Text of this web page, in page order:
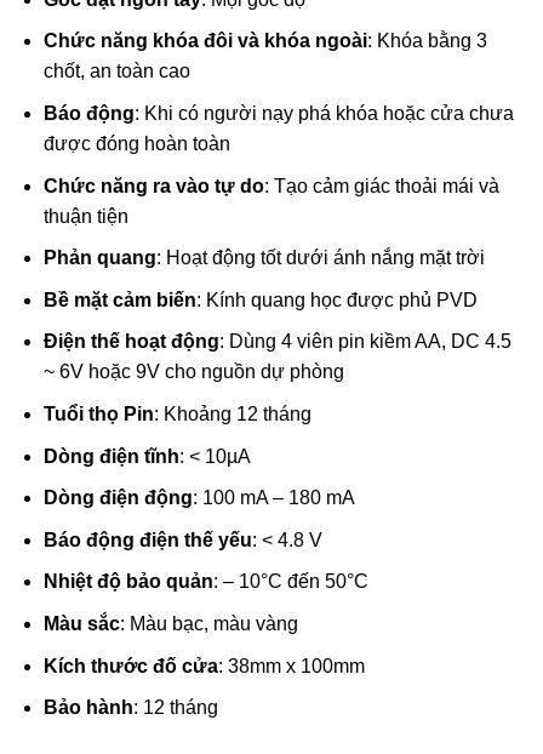
Chức năng khóa đôi và khóa ngoài: Khóa bằng 3
chốt, an toàn cao
Báo động: Khi có người nạy phá khóa hoặc cửa chưa
được đóng hoàn toàn
Chức năng ra vào tự do: Tạo cảm giác thoải mái và
thuận tiện
Phản quang: Hoạt động tốt dưới ánh nắng mặt trời
Bề mặt cảm biến: Kính quang học được phủ PVD
Điện thế hoạt động: Dùng 4 viên pin kiềm AA, DC 4.5
~ 6V hoặc 9V cho nguồn dự phòng
Tuổi thọ Pin: Khoảng 12 tháng
Dòng điện tĩnh: < 10µA
Dòng điện động: 100 mA – 180 mA
Báo động điện thế yếu: < 4.8 V
Nhiệt độ bảo quản: – 10°C đến 50°C
Màu sắc: Màu bạc, màu vàng
Kích thước đố cửa: 38mm x 100mm
Bảo hành: 12 tháng